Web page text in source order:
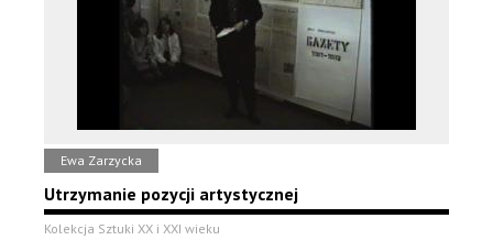
Ewa Zarzycka
Utrzymanie pozycji artystycznej
Kolekcja Sztuki XX i XXI wieku